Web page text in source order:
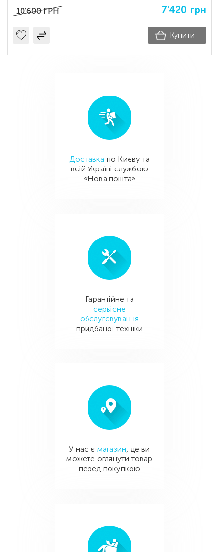
10'600 ГРН 7'420 грн
Купити
Доставка по Києву та
всій Україні службою
«Нова пошта»
Гарантійне та
сервісне
обслуговування
придбаної техніки
У нас є магазин, де ви
можете оглянути товар
перед покупкою